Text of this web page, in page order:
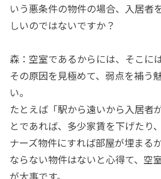
いう悪条件の物件の場合、入居者
しいのではないですか？
森：空室であるからには、そこに
その原因を見極めて、弱点を補う
い。
たとえば「駅から遠いから入居者
とであれば、多少家賃を下げたり
ナーズ物件にすれば部屋が埋まる
ならない物件はないと心得て、空
が大事です。